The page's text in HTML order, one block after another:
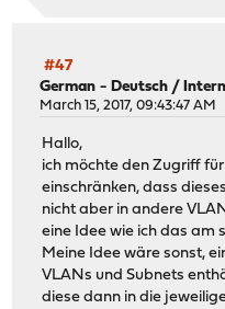
#47
German - Deutsch /
March 15, 2017, 09:43:47 AM
Hallo,
ich möchte den Zugriff
einschränken, dass
nicht aber in andere
eine Idee wie ich das am
Meine Idee wäre sonst,
VLANs und Subnets
diese dann in die